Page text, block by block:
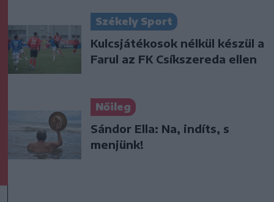
Székely Sport
Kulcsjátékosok nélkül készül a
Farul az FK Csíkszereda ellen
Nőileg
Sándor Ella: Na, indíts, s
menjünk!